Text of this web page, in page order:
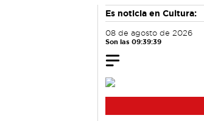
Es noticia en Cultura:
08 de agosto de 2026
Son las 09:39:39